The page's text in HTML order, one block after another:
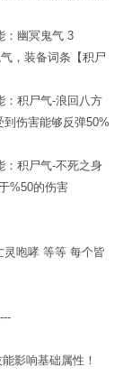
：幽冥鬼气 3
，装备词条【积尸
积尸气-浪回八方
伤害能够反弹50%
积尸气-不死之身
于%50的伤害
咆哮 等等 每个皆
影响基础属性！